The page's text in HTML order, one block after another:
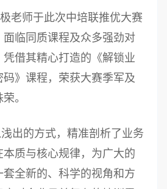
老师于此次中培联推优大赛
面临同质课程及众多强劲对
借其精心打造的《解锁业
》课程，荣获大赛季军及
。
出的方式，精准剖析了业务
质与核心规律，为广大的
全新的、科学的视角和方